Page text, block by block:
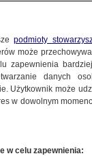
Europę"
podmioty
może
zapewnienia
danych
Użytkownik może
w dowolnym
w celu zapewnienia: